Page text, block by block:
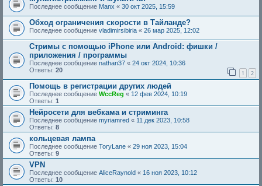
Последнее сообщение Manx « 30 окт 2025, 15:59
Обход ограничения скорости в Тайланде?
Последнее сообщение vladimirsibiria « 26 мар 2025, 12:02
Стримы с помощью iPhone или Android: фишки /
приложения / программы
Последнее сообщение nathan37 « 24 окт 2024, 10:36
Ответы: 20 1 2
Помощь в регистрации других людей
Последнее сообщение WccReg « 12 фев 2024, 10:19
Ответы: 1
Нейросети для вебкама и стриминга
Последнее сообщение myriamred « 11 дек 2023, 10:58
Ответы: 8
кольцевая лампа
Последнее сообщение ToryLane « 29 ноя 2023, 15:04
Ответы: 9
VPN
Последнее сообщение AliceRaynold « 16 ноя 2023, 10:12
Ответы: 10